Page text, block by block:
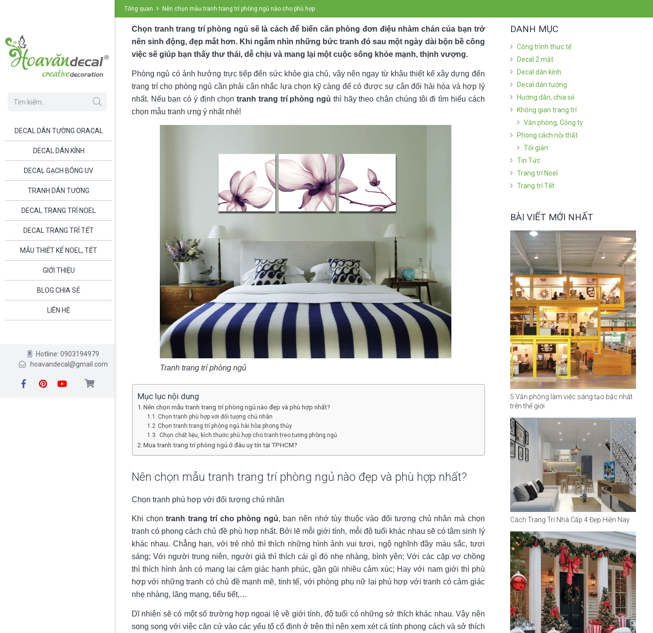
DECAL DÁN TƯỜNG ORACAL
DECAL DÁN KÍNH
DECAL GẠCH BÔNG UV
TRANH DÁN TƯỜNG
DECAL TRANG TRÍ NOEL
DECAL TRANG TRÍ TẾT
MẪU THIẾT KẾ NOEL, TẾT
GIỚI THIỆU
BLOG CHIA SẺ
LIÊN HỆ
Hotline: 0903194979
hoavandecal@gmail.com
Tổng quan Nên chọn mẫu tranh trang trí phòng ngủ nào cho phù hợp
Chọn tranh trang trí phòng ngủ sẽ là cách để biến căn phòng đơn điệu nhàm chán của bạn trở
nên sinh động, đẹp mắt hơn. Khi ngắm nhìn những bức tranh đó sau một ngày dài bộn bề công
việc sẽ giúp bạn thấy thư thái, dễ chịu và mang lại một cuộc sống khỏe mạnh, thịnh vượng.
Phòng ngủ có ảnh hưởng trực tiếp đến sức khỏe gia chủ, vậy nên ngay từ khâu thiết kế xây dựng đến
trang trí cho phòng ngủ cần phải cân nhắc lựa chọn kỹ càng để có được sự cân đối hài hòa và hợp lý
nhất. Nếu bạn có ý định chọntranh trang trí phòng ngủ thì hãy theo chân chúng tôi đi tìm hiểu cách
chọn mẫu tranh ưng ý nhất nhé!
Tranh trang trí phòng ngủ
Mục lục nội dung
Nên chọn mẫu tranh trang trí phòng ngủ nào đẹp và phù hợp nhất?
Chọn tranh phù hợp với đối tượng chủ nhân
Chọn tranh trang trí phòng ngủ hài hòa phong thủy
Chọn chất liệu, kích thước phù hợp cho tranh treo tường phòng ngủ
Mua tranh trang trí phòng ngủ ở đâu uy tín tại TPHCM?
Nên chọn mẫu tranh trang trí phòng ngủ nào đẹp và phù hợp nhất?
Chọn tranh phù hợp với đối tượng chủ nhân
Khi chọn tranh trang trí cho phòng ngủ, bạn nên nhớ tùy thuộc vào đối tượng chủ nhân mà chọn
tranh có phong cách chủ đề phù hợp nhất. Bởi lẽ mỗi giới tính, mỗi độ tuổi khác nhau sẽ có tâm sinh lý
khác nhau. Chẳng hạn, với trẻ nhỏ thì thích những hình ảnh vui tươi, ngộ nghĩnh đầy màu sắc, tươi
sáng; Với người trung niên, người già thì thích cái gì đó nhẹ nhàng, bình yên; Với các cặp vợ chồng
thì thích hình ảnh có mang lại cảm giác hạnh phúc, gần gũi nhiều cảm xúc; Hay với nam giới thì phù
hợp với những tranh có chủ đề mạnh mẽ, tinh tế, với phòng phụ nữ lại phù hợp với tranh có cảm giác
nhẹ nhàng, lãng mạng, tiểu tiết,…
Dĩ nhiên sẽ có một số trường hợp ngoại lệ về giới tính, độ tuổi có những sở thích khác nhau. Vậy nên
song song với việc căn cứ vào các yếu tố cố định ở trên thì nên xem xét cá tính phong cách và sở thích
DANH MỤC
Công trình thực tế
Decal 2 mặt
Decal dán kính
Decal dán tường
Hướng dẫn, chia sẻ
Không gian trang trí
Văn phòng, Công ty
Phong cách nội thất
Tối giản
Tin Tức
Trang trí Noel
Trang trí Tết
BÀI VIẾT MỚI NHẤT
5 Văn phòng làm việc sáng tạo bậc nhất
trên thế giới
Cách Trang Trí Nhà Cấp 4 Đẹp Hiện Nay